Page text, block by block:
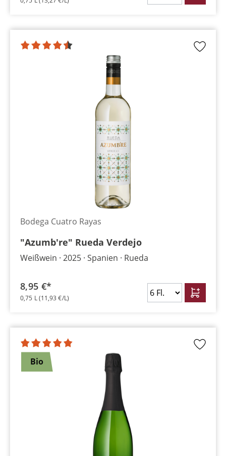
Bodega Cuatro Rayas
"Azumb're" Rueda Verdejo
Weißwein 2025 Spanien Rueda
8,95 €*
0,75 L(11,93 €/L)
Bio